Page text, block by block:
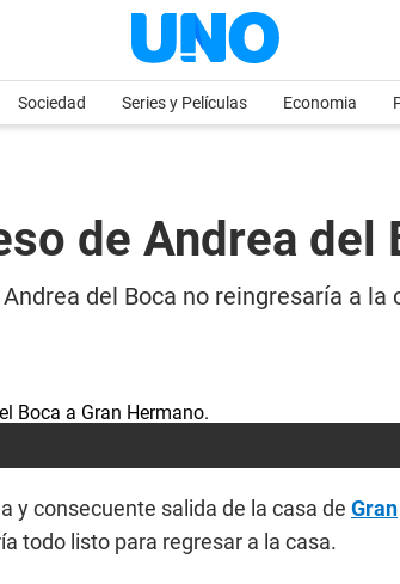
Sociedad Series y Películas Economia
de Andrea del
del Boca no reingresaría a
y consecuente salida de la casa de Gran
todo listo para regresar a la casa.